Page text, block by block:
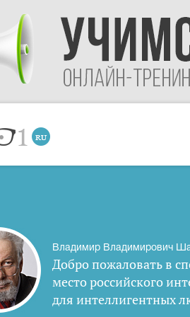
Владимир Владимирович
Добро пожаловать в
место российского
для интеллигентных